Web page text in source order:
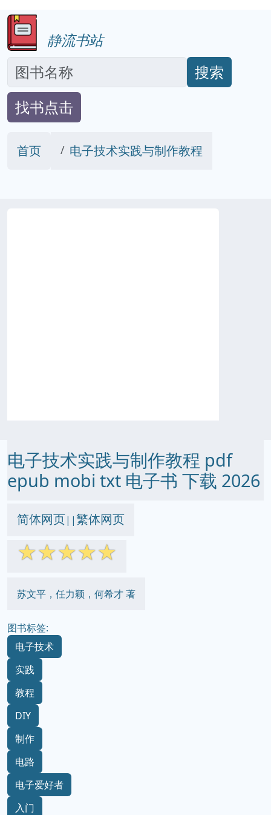
静流书站
搜索
找书点击
首页 电子技术实践与制作教程
电子技术实践与制作教程 pdf
epub mobi txt 电子书 下载 2026
简体网页||繁体网页
☆☆☆☆☆
苏文平，任力颖，何希才 著
图书标签:
电子技术
实践
教程
DIY
制作
电路
电子爱好者
入门